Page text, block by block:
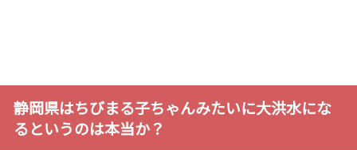
静岡県はちびまる子ちゃんみたいに大洪水にな
るというのは本当か？